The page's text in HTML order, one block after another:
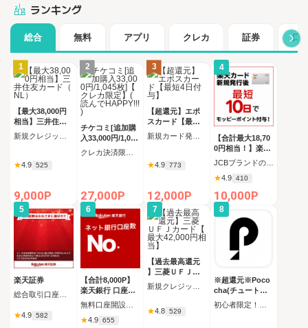
ランキング
総合 無料 アプリ クレカ 証券 口
1
【最大38,000円
相当】三井住友
カード（NL）
★4.9 525
9,000P
2
チケコミ[追加購
入33,000円/1,045
枚]【クレカ限定
】(読んでHAPPY
27,000P
3
【超還元】エポ
スカード【最短4
日付与】
★4.9 773
12,000P
4
【合計最大18,70
0円相当！】楽天
カード【JCBキ
ャンペーン実施
中】
★4.9 410
10,000P
5
楽天証券
★4.9 582
6
【合計8,000P】
楽天銀行 口座開
設
★4.9 655
7
【過去最高還元
】三菱ＵＦＪカ
ード【最大42,00
0円相当】
★4.8 529
8
※超還元※Poco
cha(チュートリ
アルミッション
全クリア後にコ